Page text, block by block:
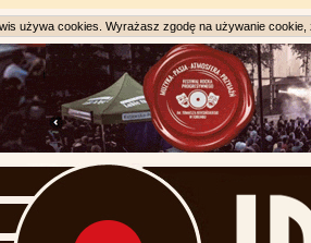
używa cookies. Wyrażasz zgodę na używanie